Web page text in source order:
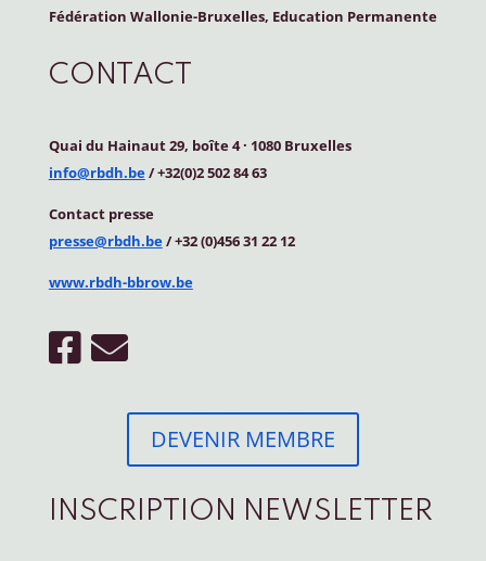
Fédération Wallonie-Bruxelles, Education Permanente
CONTACT
Quai du Hainaut 29, boîte 4· 1080 Bruxelles
info@rbdh.be/ +32(0)2 502 84 63
Contact presse
presse@rbdh.be/ +32 (0)456 31 22 12
www.rbdh-bbrow.be
DEVENIR MEMBRE
INSCRIPTION NEWSLETTER